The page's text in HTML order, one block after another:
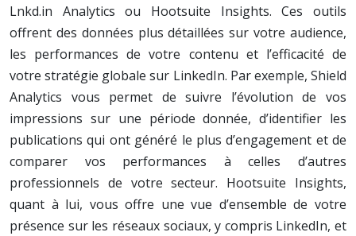
Lnkd.in Analytics ou Hootsuite Insights. Ces outils
offrent des données plus détaillées sur votre audience,
les performances de votre contenu et l’efficacité de
votre stratégie globale sur LinkedIn. Par exemple, Shield
Analytics vous permet de suivre l’évolution de vos
impressions sur une période donnée, d’identifier les
publications qui ont généré le plus d’engagement et de
comparer vos performances à celles d’autres
professionnels de votre secteur. Hootsuite Insights,
quant à lui, vous offre une vue d’ensemble de votre
présence sur les réseaux sociaux, y compris LinkedIn, et